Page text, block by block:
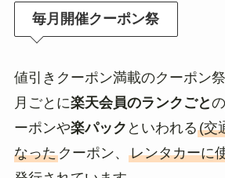
毎月開催クーポン祭
値引きクーポン満載のクーポン
月ごとに楽天会員のランクごとの
ーポンや楽パック といわれる(交
なったクーポン、 レンタカーに